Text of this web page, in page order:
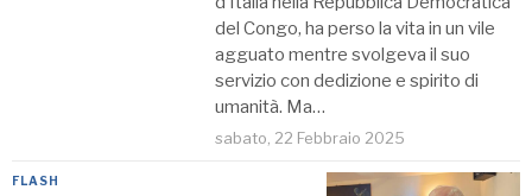
del Congo, ha perso la vita in un vile
agguato mentre svolgeva il suo
servizio con dedizione e spirito di
umanità. Ma…
sabato, 22 Febbraio 2025
FLASH